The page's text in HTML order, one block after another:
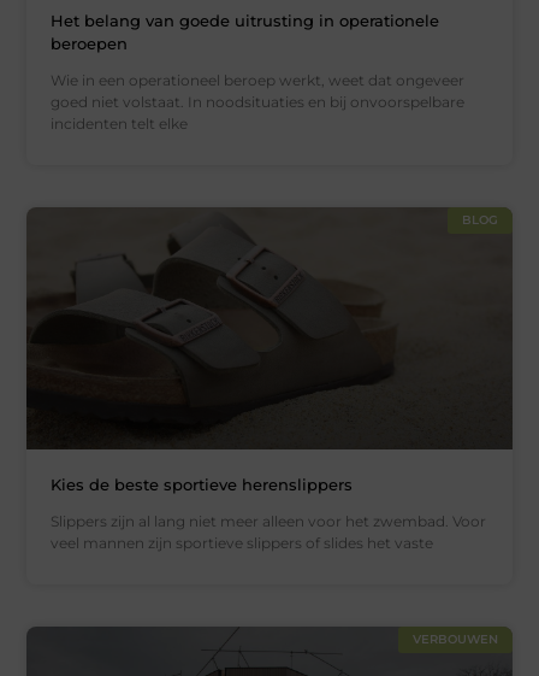
Het belang van goede uitrusting in operationele
beroepen
Wie in een operationeel beroep werkt, weet dat ongeveer
goed niet volstaat. In noodsituaties en bij onvoorspelbare
incidenten telt elke
BLOG
Kies de beste sportieve herenslippers
Slippers zijn al lang niet meer alleen voor het zwembad. Voor
veel mannen zijn sportieve slippers of slides het vaste
VERBOUWEN